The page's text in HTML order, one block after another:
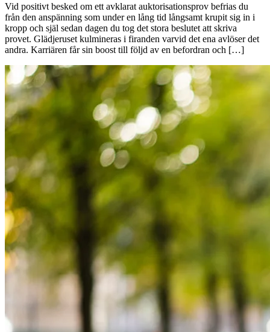
Vid positivt besked om ett avklarat auktorisationsprov befrias du
från den anspänning som under en lång tid långsamt krupit sig in i
kropp och själ sedan dagen du tog det stora beslutet att skriva
provet. Glädjeruset kulmineras i firanden varvid det ena avlöser det
andra. Karriären får sin boost till följd av en befordran och […]